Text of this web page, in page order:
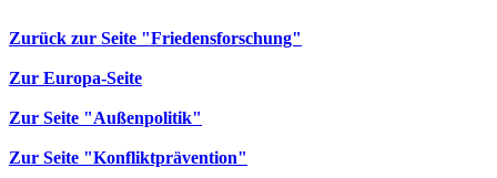
Zurück zur Seite "Friedensforschung"
Zur Europa-Seite
Zur Seite "Außenpolitik"
Zur Seite "Konfliktprävention"